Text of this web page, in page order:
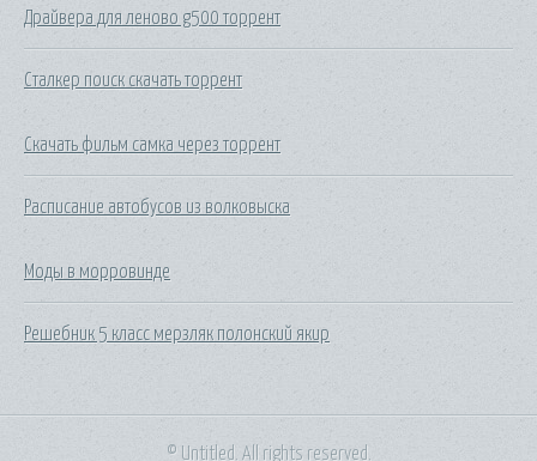
Драйвера для леново g500 торрент
Сталкер поиск скачать торрент
Скачать фильм самка через торрент
Расписание автобусов из волковыска
Моды в морровинде
Решебник 5 класс мерзляк полонский якир
© Untitled. All rights reserved.